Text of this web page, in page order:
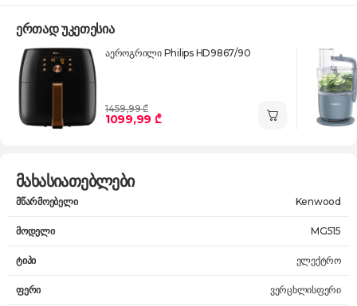
ერთად უკეთესია
აეროგრილი Philips HD9867/90
1459,99 ₾
1099,99 ₾
მახასიათებლები
მწარმოებელი Kenwood
მოდელი MG515
ტიპი ელექტრო
ფერი ვერცხლისფერი